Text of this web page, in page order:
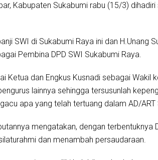
Kabupaten Sukabumi rabu (15/3) dihadiri
SWI di Sukabumi Raya ini dan H.Unang
Pembina DPD SWI Sukabumi Raya.
Ketua dan Engkus Kusnadi sebagai Wakil
lainnya sehingga tersusunlah
apa yang telah tertuang dalam AD/ART
mengatakan, dengan terbentuknya
dan menambah persaudaraan.